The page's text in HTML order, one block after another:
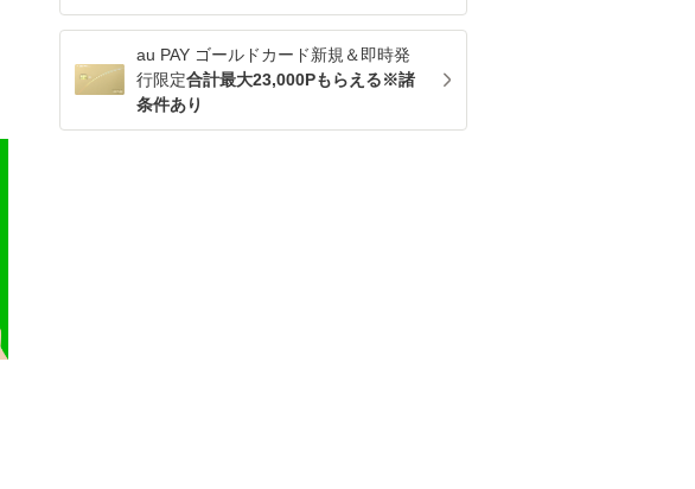
au PAY ゴールドカード新規＆即時発
行限定合計最大23,000Pもらえる※諸
条件あり